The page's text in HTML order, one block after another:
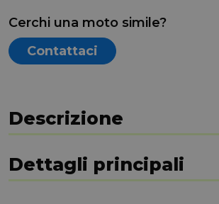
Cerchi una moto simile?
Contattaci
Descrizione
Dettagli principali